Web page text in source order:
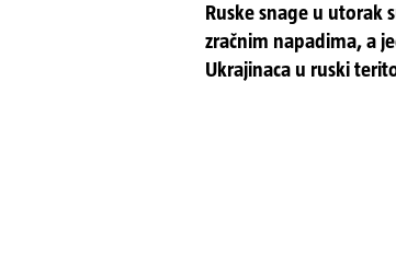
Ruske snage u utorak
zračnim napadima, a
Ukrajinaca u ruski